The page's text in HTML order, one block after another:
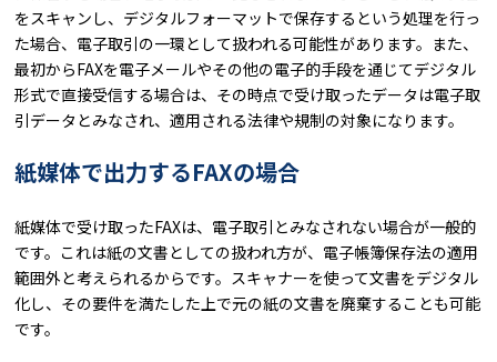
をスキャンし、デジタルフォーマットで保存するという処理を行っ
た場合、電子取引の一環として扱われる可能性があります。また、
最初からFAXを電子メールやその他の電子的手段を通じてデジタル
形式で直接受信する場合は、その時点で受け取ったデータは電子取
引データとみなされ、適用される法律や規制の対象になります。
紙媒体で出力するFAXの場合
紙媒体で受け取ったFAXは、電子取引とみなされない場合が一般的
です。これは紙の文書としての扱われ方が、電子帳簿保存法の適用
範囲外と考えられるからです。スキャナーを使って文書をデジタル
化し、その要件を満たした上で元の紙の文書を廃棄することも可能
です。